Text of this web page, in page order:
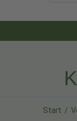
Start